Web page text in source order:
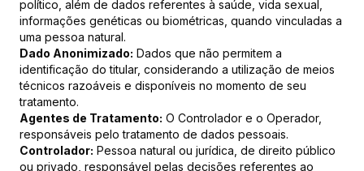
político, além de dados referentes à saúde, vida sexual,
informações genéticas ou biométricas, quando vinculadas a
uma pessoa natural.
Dado Anonimizado: Dados que não permitem a
identificação do titular, considerando a utilização de meios
técnicos razoáveis e disponíveis no momento de seu
tratamento.
Agentes de Tratamento: O Controlador e o Operador,
responsáveis pelo tratamento de dados pessoais.
Controlador: Pessoa natural ou jurídica, de direito público
ou privado, responsável pelas decisões referentes ao